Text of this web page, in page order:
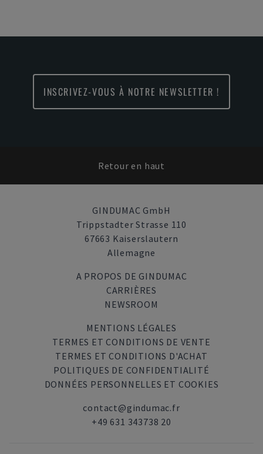
INSCRIVEZ-VOUS À NOTRE NEWSLETTER !
Retour en haut
GINDUMAC GmbH
Trippstadter Strasse 110
67663 Kaiserslautern
Allemagne
A PROPOS DE GINDUMAC
CARRIÈRES
NEWSROOM
MENTIONS LÉGALES
TERMES ET CONDITIONS DE VENTE
TERMES ET CONDITIONS D'ACHAT
POLITIQUES DE CONFIDENTIALITÉ
DONNÉES PERSONNELLES ET COOKIES
contact@gindumac.fr
+49 631 343738 20